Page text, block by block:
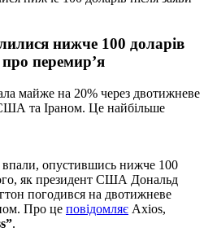
нижче 100 доларів
перемир’я
та Іраном. Це найбільше
як президент США Дональд
погодився на двотижневе
Про це повідомляє Axios,
.